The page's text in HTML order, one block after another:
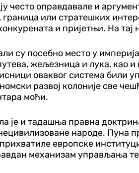
често оправдавале и
или стратешких
и пријетњи. На
су посебно место у
жељезница и лука, као
оваквог система били
развој колоније све
моћи.
је и тадашња правна
народе. Пуна
европске
механизам управљања